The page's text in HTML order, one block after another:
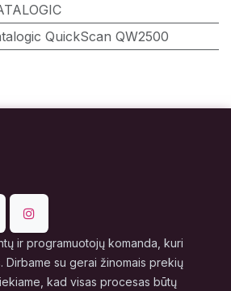
QuickScan QW2500
ir programuotojų komanda, kuri
Dirbame su gerai žinomais prekių
kad visas procesas būtų